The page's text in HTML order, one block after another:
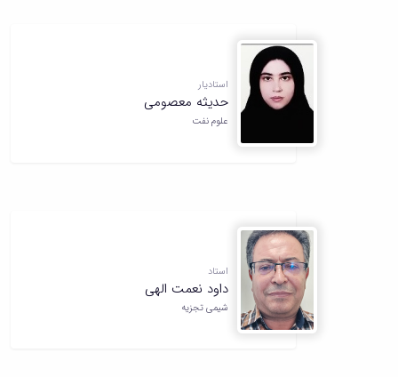
استادیار
حدیثه معصومی
علوم نفت
استاد
داود نعمت الهی
شیمی تجزیه